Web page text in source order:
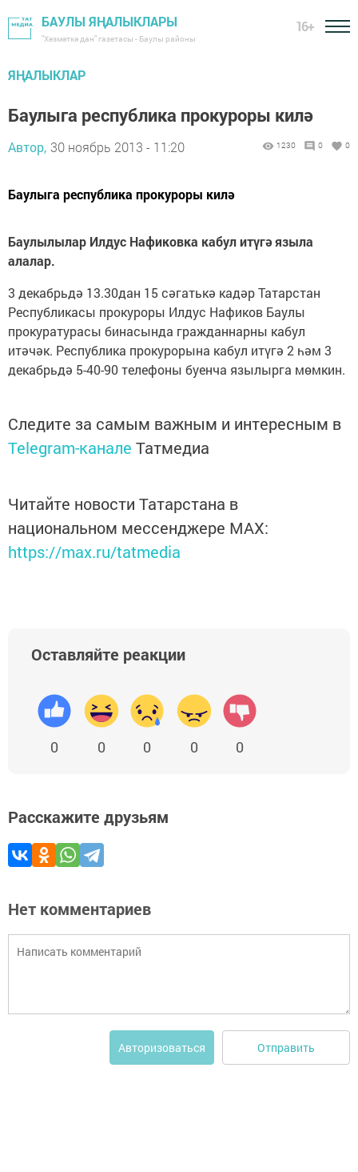
БАУЛЫ ЯҢАЛЫКЛАРЫ
"Хезмәткә дан" газетасы - Баулы районы
16+
ЯҢАЛЫКЛАР
Баулыга республика прокуроры килә
Автор, 30 ноябрь 2013 - 11:20 1230 0 0
Баулыга республика прокуроры килә
Баулылылар Илдус Нафиковка кабул итүгәязыла
алалар.
3 декабрьдә 13.30дан 15 сәгатькә кадәр Татарстан
Республикасы прокуроры Илдус Нафиков Баулы
прокуратурасы бинасында гражданнарны кабул
итәчәк. Республика прокурорына кабул итүгә 2 һәм 3
декабрьдә 5-40-90 телефоны буенча язылырга мөмкин.
Следите за самым важным и интересным в
Telegram-канале Татмедиа
Читайте новости Татарстана в
национальном мессенджере MАХ:
https://max.ru/tatmedia
Оставляйте реакции
0 0 0 0 0
Расскажите друзьям
Нет комментариев
Авторизоваться Отправить